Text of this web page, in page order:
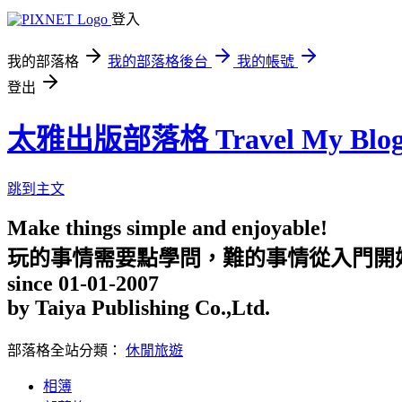
登入
我的部落格 我的部落格後台
我的帳號
登出
太雅出版部落格 Travel My
跳到主文
Make things simple and enjoyable!
玩的事情需要點學問，難的事情從入門開
since 01-01-2007
by Taiya Publishing Co.,Ltd.
部落格全站分類： 休閒旅遊
相簿